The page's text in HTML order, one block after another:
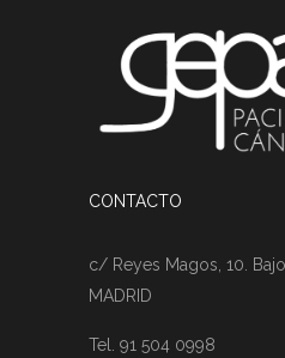
CONTACTO
c/ Reyes Magos, 10.
MADRID
Tel. 91 504 0998